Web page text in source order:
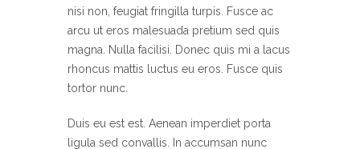
nisi non, feugiat fringilla turpis. Fusce ac
arcu ut eros malesuada pretium sed quis
magna. Nulla facilisi. Donec quis mi a lacus
rhoncus mattis luctus eu eros. Fusce quis
tortor nunc.
Duis eu est est. Aenean imperdiet porta
ligula sed convallis. In accumsan nunc